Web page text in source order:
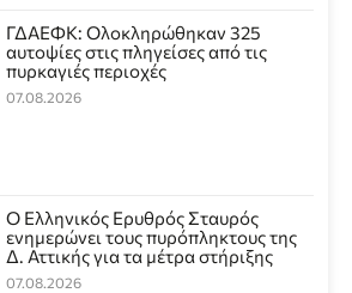
ΓΔΑΕΦΚ: Ολοκληρώθηκαν 325
αυτοψίες στις πληγείσες από τις
πυρκαγιές περιοχές
07.08.2026
Ο Ελληνικός Ερυθρός Σταυρός
ενημερώνει τους πυρόπληκτους της
Δ. Αττικής για τα μέτρα στήριξης
07.08.2026